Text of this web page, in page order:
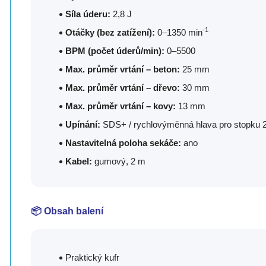
Síla úderu: 2,8 J
Otáčky (bez zatížení): 0–1350 min-1
BPM (počet úderů/min): 0–5500
Max. průměr vrtání – beton: 25 mm
Max. průměr vrtání – dřevo: 30 mm
Max. průměr vrtání – kovy: 13 mm
Upínání: SDS+ / rychlovýměnná hlava pro stopku
Nastavitelná poloha sekáče: ano
Kabel: gumový, 2 m
📦 Obsah balení
Praktický kufr